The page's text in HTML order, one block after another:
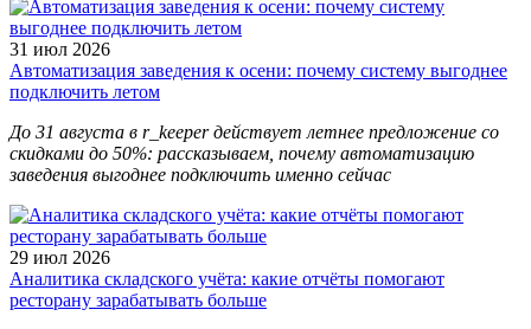
31 июл 2026
Автоматизация заведения к осени: почему систему выгоднее
подключить летом
До 31 августа в r_keeper действует летнее предложение со
скидками до 50%: рассказываем, почему автоматизацию
заведения выгоднее подключить именно сейчас
29 июл 2026
Аналитика складского учёта: какие отчёты помогают
ресторану зарабатывать больше